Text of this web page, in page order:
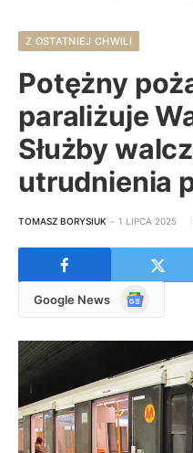
Z OSTATNIEJ CHWILI
Potężny
paraliżuje
Służby
utrudnienia
TOMASZ BORYSIUK 1 LIPCA 2025
Google News
Google